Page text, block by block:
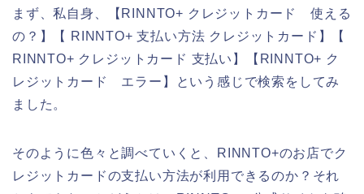
まず、私自身、【RINNTO+ クレジットカード 使える
の？】【 RINNTO+ 支払い方法 クレジットカード】【
RINNTO+ クレジットカード 支払い】【RINNTO+ ク
レジットカード エラー】という感じで検索をしてみ
ました。
そのように色々と調べていくと、RINNTO+のお店でク
レジットカードの支払い方法が利用できるのか？それ